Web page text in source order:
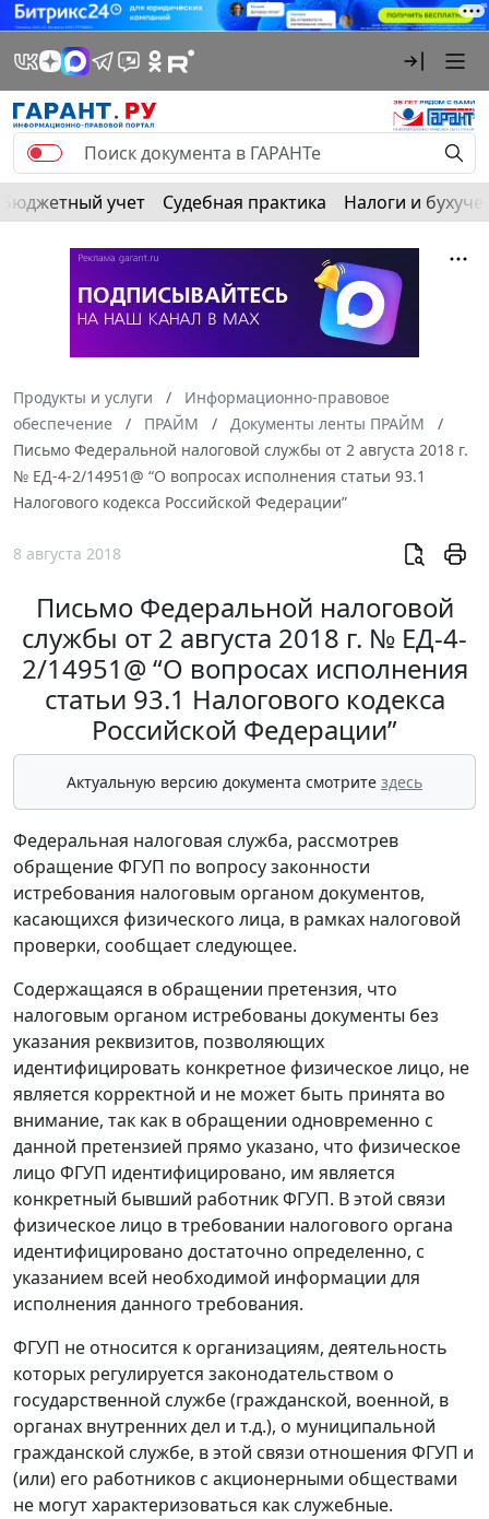
Бюджетный учет Судебная практика Налоги и
Продукты и услуги
Информационно-правовое
обеспечение
ПРАЙМ
Документы ленты ПРАЙМ
Письмо Федеральной налоговой службы от 2 августа 2018 г.
№ ЕД-4-2/14951@ “О вопросах исполнения статьи 93.1
Налогового кодекса Российской Федерации”
8 августа 2018
Письмо Федеральной налоговой
службы от 2 августа 2018 г. № ЕД-4-
2/14951@ “О вопросах исполнения
статьи 93.1 Налогового кодекса
Российской Федерации”
Актуальную версию документа смотрите здесь
Федеральная налоговая служба, рассмотрев
обращение ФГУП по вопросу законности
истребования налоговым органом документов,
касающихся физического лица, в рамках налоговой
проверки, сообщает следующее.
Содержащаяся в обращении претензия, что
налоговым органом истребованы документы без
указания реквизитов, позволяющих
идентифицировать конкретное физическое лицо, не
является корректной и не может быть принята во
внимание, так как в обращении одновременно с
данной претензией прямо указано, что физическое
лицо ФГУП идентифицировано, им является
конкретный бывший работник ФГУП. В этой связи
физическое лицо в требовании налогового органа
идентифицировано достаточно определенно, с
указанием всей необходимой информации для
исполнения данного требования.
ФГУП не относится к организациям, деятельность
которых регулируется законодательством о
государственной службе (гражданской, военной, в
органах внутренних дел и т.д.), о муниципальной
гражданской службе, в этой связи отношения ФГУП и
(или) его работников с акционерными обществами
не могут характеризоваться как служебные.